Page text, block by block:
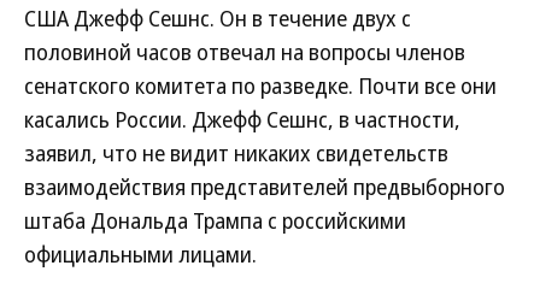
США Джефф Сешнс. Он в течение двух с
половиной часов отвечал на вопросы членов
сенатского комитета по разведке. Почти все они
касались России. Джефф Сешнс, в частности,
заявил, что не видит никаких свидетельств
взаимодействия представителей предвыборного
штаба Дональда Трампа с российскими
официальными лицами.